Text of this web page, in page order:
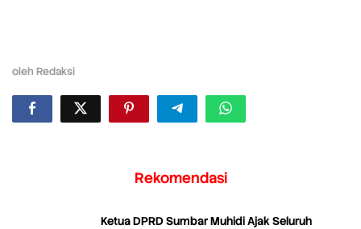
oleh Redaksi
Rekomendasi
Ketua DPRD Sumbar Muhidi Ajak Seluruh